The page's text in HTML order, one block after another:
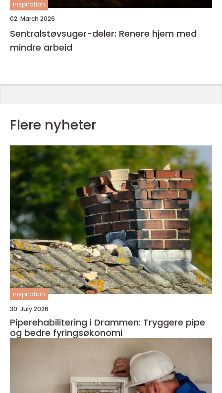
inspiration
02. March 2026
Sentralstøvsuger-deler: Renere hjem med
mindre arbeid
Flere nyheter
inspiration
30. July 2026
Piperehabilitering i Drammen: Tryggere pipe
og bedre fyringsøkonomi